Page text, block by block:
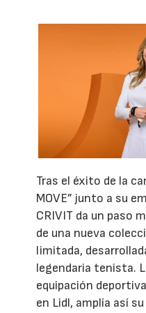
Tras el éxito de la
MOVE” junto a su
CRIVIT da un paso
de una nueva
limitada,
legendaria tenista.
equipación
en Lidl, amplía así